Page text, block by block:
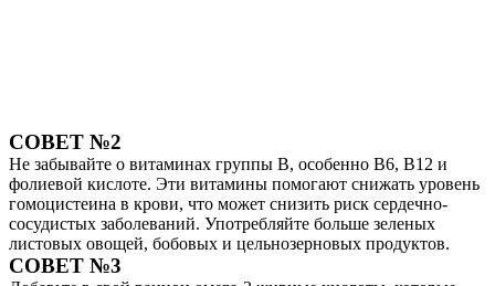
СОВЕТ №2
Не забывайте о витаминах группы B, особенно B6, B12 и
фолиевой кислоте. Эти витамины помогают снижать уровень
гомоцистеина в крови, что может снизить риск сердечно-
сосудистых заболеваний. Употребляйте больше зеленых
листовых овощей, бобовых и цельнозерновых продуктов.
СОВЕТ №3